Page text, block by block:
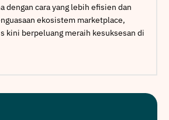
dengan cara yang lebih efisien dan
ekosistem marketplace,
kini berpeluang meraih kesuksesan di